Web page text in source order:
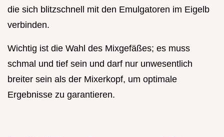
die sich blitzschnell mit den Emulgatoren im Eigelb
verbinden.
Wichtig ist die Wahl des Mixgefäßes; es muss
schmal und tief sein und darf nur unwesentlich
breiter sein als der Mixerkopf, um optimale
Ergebnisse zu garantieren.